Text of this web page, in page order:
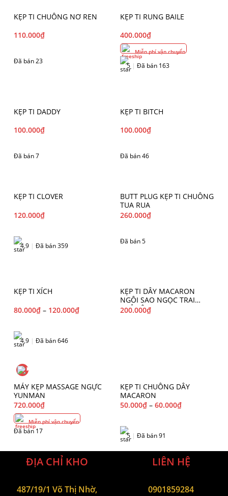
KẸP TI CHUÔNG NƠ REN
110.000₫
Đã bán 23
KẸP TI RUNG BAILE
400.000₫
Miễn phí vận chuyển
5 | Đã bán 163
KẸP TI DADDY
100.000₫
Đã bán 7
KẸP TI BITCH
100.000₫
Đã bán 46
KẸP TI CLOVER
120.000₫
4.9 | Đã bán 359
BUTT PLUG KẸP TI CHUÔNG
TUA RUA
260.000₫
Đã bán 5
KẸP TI XÍCH
80.000₫ – 120.000₫
4.9 | Đã bán 646
KẸP TI DÂY MACARON
NGÔI SAO NGỌC TRAI
THỦY ÂM
200.000₫
MÁY KẸP MASSAGE NGỰC
YUNMAN
720.000₫
Miễn phí vận chuyển
Đã bán 17
KẸP TI CHUÔNG DÂY
MACARON
50.000₫ – 60.000₫
5 | Đã bán 91
ĐỊA CHỈ KHO
487/19/1 Võ Thị Nhờ,
LIÊN HỆ
0901859284